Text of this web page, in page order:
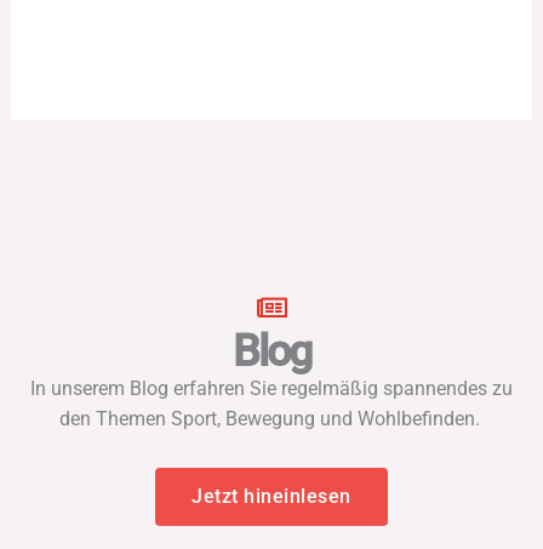
Blog
In unserem Blog erfahren Sie regelmäßig spannendes zu
den Themen Sport, Bewegung und Wohlbefinden.
Jetzt hineinlesen